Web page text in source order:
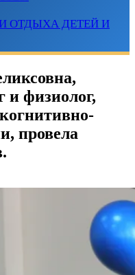
ОТДЫХА ДЕТЕЙ И
и физиолог,
провела